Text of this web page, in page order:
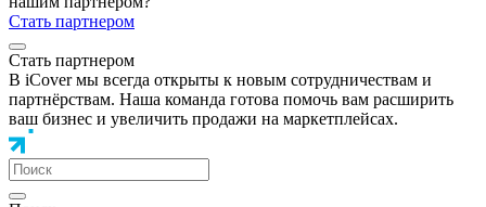
Стать партнером
Стать партнером
В iCover мы всегда открыты к новым сотрудничествам и
партнёрствам. Наша команда готова помочь вам расширить
ваш бизнес и увеличить продажи на маркетплейсах.